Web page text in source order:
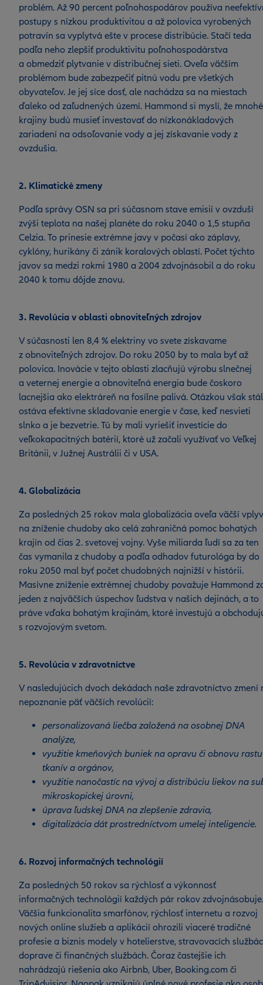
problém. Až 90 percent poľnohospodárov používa
postupy s nízkou produktivitou a až polovica vyrobených
potravín sa vyplytvá ešte v procese distribúcie. Stačí teda
podľa neho zlepšiť produktivitu poľnohospodárstva
a obmedziť plytvanie v distribučnej sieti. Oveľa väčším
problémom bude zabezpečiť pitnú vodu pre všetkých
obyvateľov. Je jej síce dosť, ale nachádza sa na miestach
ďaleko od zaľudnených území. Hammond si myslí, že mnohé
krajiny budú musieť investovať do nízkonákladových
zariadení na odsoľovanie vody a jej získavanie vody z
ovzdušia.
2. Klimatické zmeny
Podľa správy OSN sa pri súčasnom stave emisií v ovzduší
zvýši teplota na našej planéte do roku 2040 o 1,5 stupňa
Celzia. To prinesie extrémne javy v počasí ako záplavy,
cyklóny, hurikány či zánik koralových oblastí. Počet týchto
javov sa medzi rokmi 1980 a 2004 zdvojnásobil a do roku
2040 k tomu dôjde znovu.
3. Revolúcia v oblasti obnoviteľných zdrojov
V súčasnosti len 8,4 % elektriny vo svete získavame
z obnoviteľných zdrojov. Do roku 2050 by to mala byť až
polovica. Inovácie v tejto oblasti zlacňujú výrobu slnečnej
a veternej energie a obnoviteľná energia bude čoskoro
lacnejšia ako elektráreň na fosílne palivá. Otázkou však
ostáva efektívne skladovanie energie v čase, keď nesvieti
slnko a je bezvetrie. Tú by mali vyriešiť investície do
veľkokapacitných batérií, ktoré už začali využívať vo Veľkej
Británii, v Južnej Austrálii či v USA.
4. Globalizácia
Za posledných 25 rokov mala globalizácia oveľa väčší vplyv
na zníženie chudoby ako celá zahraničná pomoc bohatých
krajín od čias 2. svetovej vojny. Vyše miliarda ľudí sa za ten
čas vymanila z chudoby a podľa odhadov futurológa by do
roku 2050 mal byť počet chudobných najnižší v histórii.
Masívne zníženie extrémnej chudoby považuje Hammond
jeden z najväčších úspechov ľudstva v našich dejinách, a to
práve vďaka bohatým krajinám, ktoré investujú a
s rozvojovým svetom.
5. Revolúcia v zdravotníctve
V nasledujúcich dvoch dekádach naše zdravotníctvo zmení
nepoznanie päť väčších revolúcií:
personalizovaná liečba založená na osobnej DNA
analýze,
využitie kmeňových buniek na opravu či obnovu rastu
tkanív a orgánov,
využitie nanočastíc na vývoj a distribúciu liekov na
mikroskopickej úrovni,
úprava ľudskej DNA na zlepšenie zdravia,
digitalizácia dát prostredníctvom umelej inteligencie.
6. Rozvoj informačných technológií
Za posledných 50 rokov sa rýchlosť a výkonnosť
informačných technológií každých pár rokov zdvojnásobuje.
Väčšia funkcionalita smarfónov, rýchlosť internetu a rozvoj
nových online služieb a aplikácií ohrozili viaceré tradičné
profesie a biznis modely v hotelierstve, stravovacích
doprave či finančných službách. Čoraz častejšie ich
nahrádzajú riešenia ako Airbnb, Uber, Booking.com či